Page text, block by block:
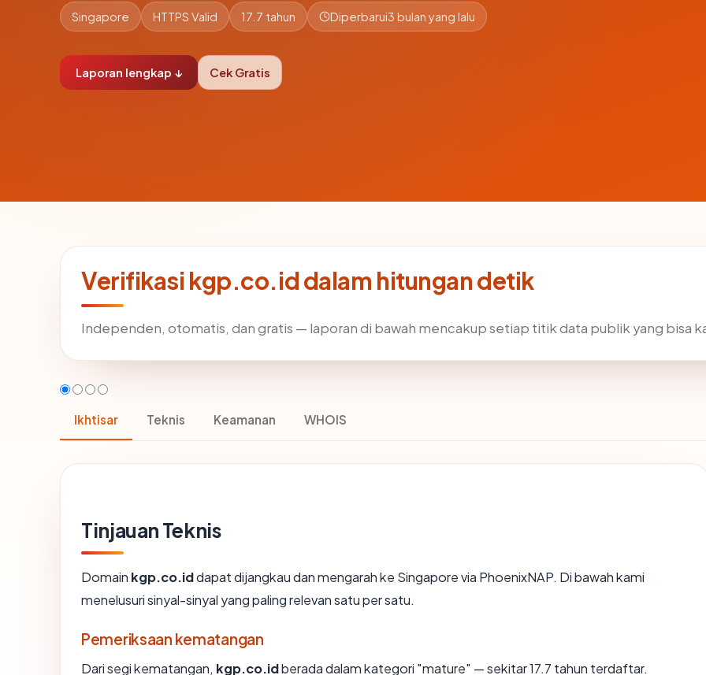
Singapore HTTPS Valid 17.7 tahun Diperbarui3 bulan yang lalu
Laporan lengkap ↓ Cek Gratis
Verifikasi kgp.co.id dalam hitungan detik
Independen, otomatis, dan gratis — laporan di bawah mencakup setiap titik data publik yang bisa
Ikhtisar Teknis Keamanan WHOIS
Tinjauan Teknis
Domain kgp.co.iddapat dijangkau dan mengarah ke Singapore via PhoenixNAP. Di bawah kami
menelusuri sinyal-sinyal yang paling relevan satu per satu.
Pemeriksaan kematangan
Dari segi kematangan, kgp.co.idberada dalam kategori "mature" — sekitar 17.7 tahun terdaftar.